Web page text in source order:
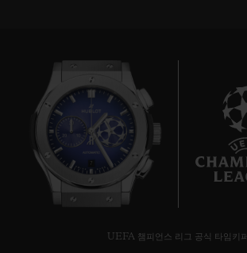
UEFA 챔피언스 리그 공식 타임키퍼